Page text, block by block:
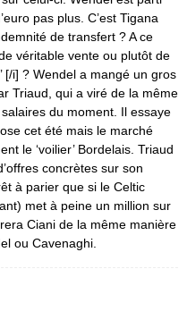
pas plus. C’est Tigana
de transfert ? A ce
véritable vente ou plutôt de
[/i] ? Wendel a mangé un gros
Triaud, qui a viré de la même
du moment. Il essaye
cet été mais le marché
le ‘voilier’ Bordelais. Triaud
concrètes sur son
à parier que si le Celtic
met à peine un million sur
Ciani de la même manière
ou Cavenaghi.